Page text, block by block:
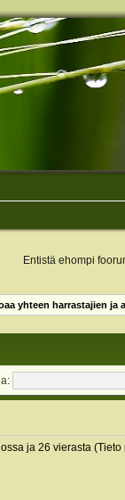
Entistä ehompi
yhteen harrastajien
ja 26 vierasta